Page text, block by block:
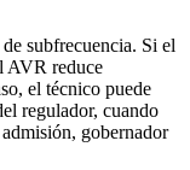
subfrecuencia. Si el
AVR reduce
el técnico puede
regulador, cuando
gobernador